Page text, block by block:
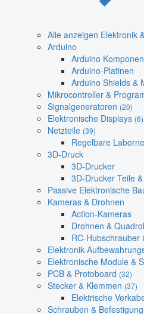
Alle anzeigen Elektronik
Arduino
Arduino
Arduino-Platinen
Arduino Shields &
Mikrocontroller &
Signalgeneratoren (20)
Elektronische Displays (6)
Netzteile (39)
Regelbare
3D-Druck
3D-Drucker
3D-Drucker Teile
Passive Elektronische
Kameras & Drohnen
Action-Kameras
Drohnen &
RC-Hubschrauber
Elektronik-
Elektronische Module &
PCB & Protoboard (32)
Stecker & Klemmen (37)
Elektrische
Schrauben & Befestigung